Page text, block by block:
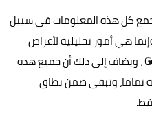
جمع كل هذه المعلومات في سبيل
هي أمور تحليلية لأغراض
، ويضاف إلى ذلك أن جميع هذه
تماما، وتبقى ضمن نطاق